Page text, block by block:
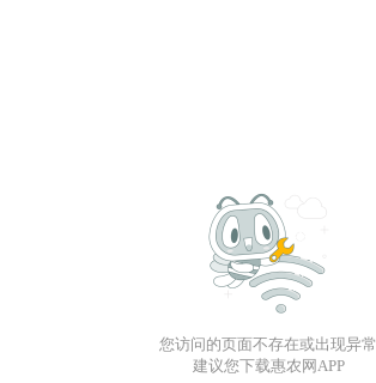
您访问的页面不存在或出现异常
建议您下载惠农网APP